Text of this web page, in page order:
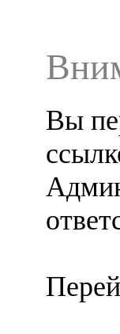
Вы